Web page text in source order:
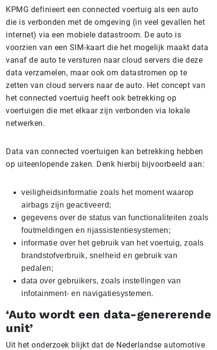
KPMG definieert een connected voertuig als een auto
die is verbonden met de omgeving (in veel gevallen het
internet) via een mobiele datastroom. De auto is
voorzien van een SIM-kaart die het mogelijk maakt data
vanaf de auto te versturen naar cloud servers die deze
data verzamelen, maar ook om datastromen op te
zetten van cloud servers naar de auto. Het concept van
het connected voertuig heeft ook betrekking op
voertuigen die met elkaar zijn verbonden via lokale
netwerken.
Data van connected voertuigen kan betrekking hebben
op uiteenlopende zaken. Denk hierbij bijvoorbeeld aan:
veiligheidsinformatie zoals het moment waarop
airbags zijn geactiveerd;
gegevens over de status van functionaliteiten zoals
foutmeldingen en rijassistentiesystemen;
informatie over het gebruik van het voertuig, zoals
brandstofverbruik, snelheid en gebruik van
pedalen;
data over gebruikers, zoals instellingen van
infotainment- en navigatiesystemen.
‘Auto wordt een data-genererende
unit’
Uit het onderzoek blijkt dat de Nederlandse automotive